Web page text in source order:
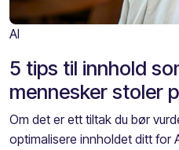
AI
5 tips til innhold
mennesker stoler
Om det er ett tiltak du bør
optimalisere innholdet ditt for